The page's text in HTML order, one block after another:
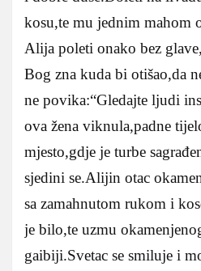
kosu,te mu jednim mahom
Alija poleti onako bez
Bog zna kuda bi otišao,da
ne povika:“Gledajte ljudi
ova žena viknula,padne
mjesto,gdje je turbe
sjedini se.Alijin otac
sa zamahnutom rukom i
je bilo,te uzmu
gaibiji.Svetac se smiluje i